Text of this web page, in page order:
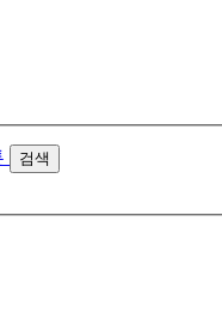
검색